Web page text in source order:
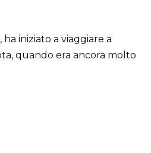
iniziato a viaggiare a
quando era ancora molto